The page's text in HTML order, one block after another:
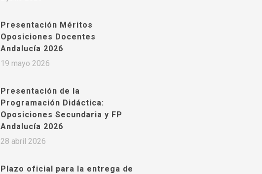
Presentación Méritos
Oposiciones Docentes
Andalucía 2026
19 mayo 2026
Presentación de la
Programación Didáctica:
Oposiciones Secundaria y FP
Andalucía 2026
28 abril 2026
Plazo oficial para la entrega de